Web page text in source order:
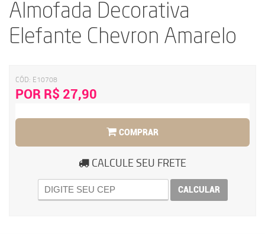
Almofada Decorativa
Elefante Chevron Amarelo
CÓD: E10708
POR R$ 27,90
COMPRAR
CALCULE SEU FRETE
CALCULAR